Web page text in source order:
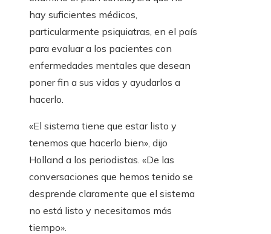
hay suficientes médicos,
particularmente psiquiatras, en el país
para evaluar a los pacientes con
enfermedades mentales que desean
poner fin a sus vidas y ayudarlos a
hacerlo.
«El sistema tiene que estar listo y
tenemos que hacerlo bien», dijo
Holland a los periodistas. «De las
conversaciones que hemos tenido se
desprende claramente que el sistema
no está listo y necesitamos más
tiempo».